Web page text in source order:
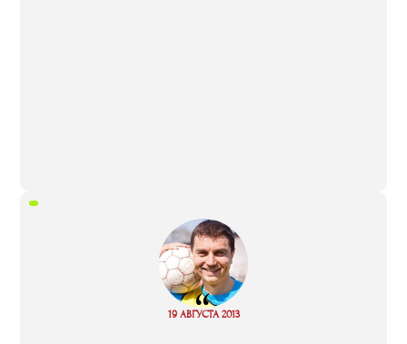
“
19 АВГУСТА 2013
Read